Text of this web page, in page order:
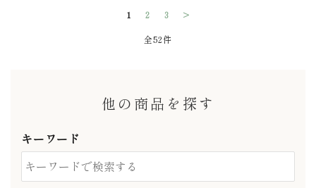
1 2 3 >
全52件
他の商品を探す
キーワード